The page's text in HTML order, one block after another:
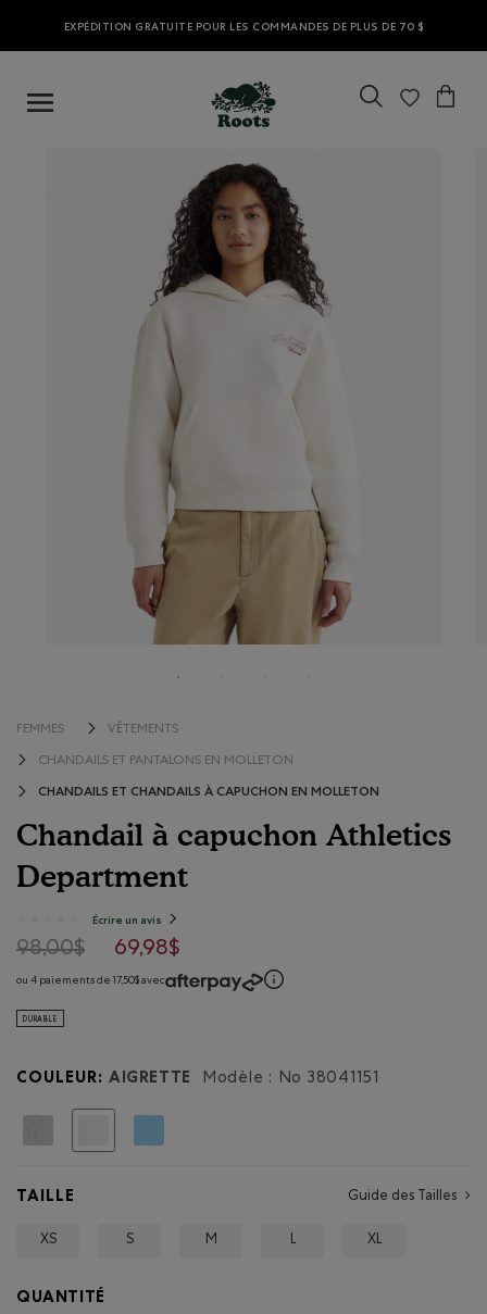
EXPÉDITION GRATUITE POUR LES COMMANDES DE PLUS DE 70 $
FEMMES VÊTEMENTS
CHANDAILS ET PANTALONS EN MOLLETON
CHANDAILS ET CHANDAILS À CAPUCHON EN MOLLETON
Chandail à capuchon Athletics
Department
5 sur 5 évaluations de consommateurs
note
Chandail
capuchon
Écrire un avis
action
entraînera
d'une
boîte
69,98$
98,00$Prix réduit de 98,00$ à 69,98$
ou 4 paiements de 17,50$ avec
DURABLE
COULEUR: AIGRETTE Modèle : No 38041151
TAILLE Guide des Tailles
XS S M L XL
QUANTITÉ